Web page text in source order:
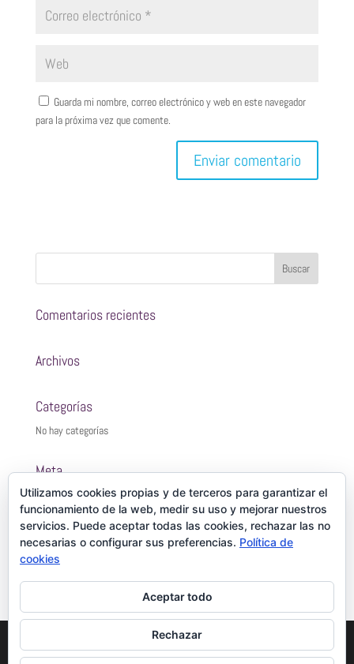
Guarda mi nombre, correo electrónico y web en este navegador
para la próxima vez que comente.
Comentarios recientes
Archivos
Categorías
No hay categorías
Meta
Acceder
Feed de entradas
Feed de comentarios
WordPress.org
Utilizamos cookies propias y de terceros para garantizar el
funcionamiento de la web, medir su uso y mejorar nuestros
servicios. Puede aceptar todas las cookies, rechazar las no
necesarias o configurar sus preferencias. Política de
cookies
Aceptar todo
Rechazar